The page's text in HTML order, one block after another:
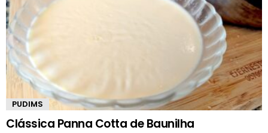
PUDIMS
Clássica Panna Cotta de Baunilha